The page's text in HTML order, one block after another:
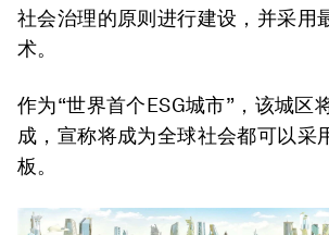
社会治理的原则进行建设，并采用
术。
作为“世界首个ESG城市”，该城区
成，宣称将成为全球社会都可以采
板。